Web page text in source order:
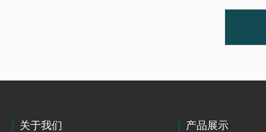
关于我们 产品展示